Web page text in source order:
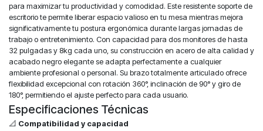
para maximizar tu productividad y comodidad. Este resistente soporte de
escritorio te permite liberar espacio valioso en tu mesa mientras mejora
significativamente tu postura ergonómica durante largas jornadas de
trabajo o entretenimiento. Con capacidad para dos monitores de hasta
32 pulgadas y 8kg cada uno, su construcción en acero de alta calidad y
acabado negro elegante se adapta perfectamente a cualquier
ambiente profesional o personal. Su brazo totalmente articulado ofrece
flexibilidad excepcional con rotación 360°, inclinación de 90° y giro de
180°, permitiendo el ajuste perfecto para cada usuario.
Especificaciones Técnicas
📐 Compatibilidad y capacidad